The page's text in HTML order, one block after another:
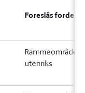
Foreslås fordelt
Rammeområde 4
utenriks